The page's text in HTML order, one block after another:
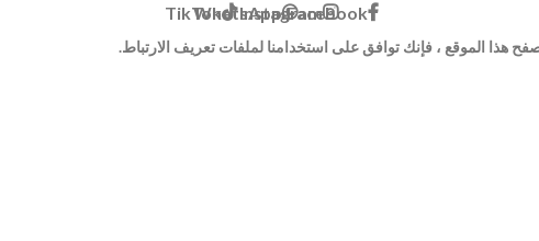
Facebook
Instagram
WhatsApp
TikTok
الموقع ، فإنك توافق على استخدامنا لملفات تعريف الارتباط.